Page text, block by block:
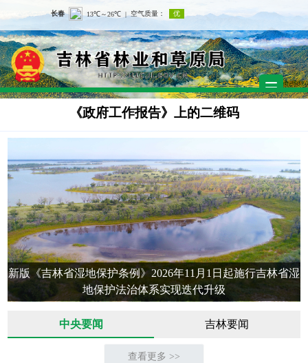
《政府工作报告》上的二维码
新版《吉林省湿地保护条例》2026年11月1日起施行吉林省湿
地保护法治体系实现迭代升级
中央要闻 吉林要闻
查看更多 >>